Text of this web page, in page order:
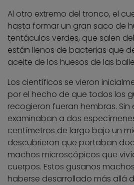
Al otro extremo del tronco, el
hasta formar un gran saco de
tentáculos verdes, que salen
están llenos de bacterias que
aceite de los huesos de las
Los científicos se vieron
por el hecho de que todos los
recogieron fueran hembras.
examinaban a dos
centímetros de largo bajo un
descubrieron que portaban
machos microscópicos que
cuerpos. Estos gusanos
haberse desarrollado más allá